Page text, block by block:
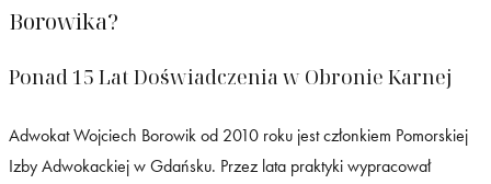
Borowika?
Ponad 15 Lat Doświadczenia w Obronie Karnej
Adwokat Wojciech Borowik od 2010 roku jest członkiem Pomorskiej
Izby Adwokackiej w Gdańsku. Przez lata praktyki wypracował